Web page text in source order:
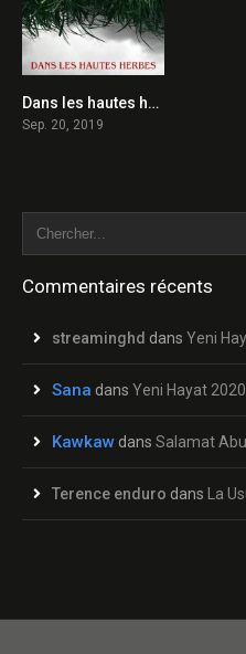
5.4Dans les hautes herbes 2019 en Streaming HD Gratuit !
Sep. 20, 2019
Commentaires récents
streaminghd dans Yeni
Sana dans Yeni Hayat
Kawkaw dans Salamat Abu el
Terence enduro dans La